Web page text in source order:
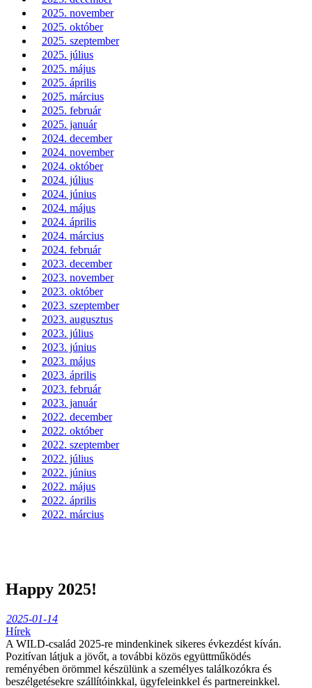
Happy 2025!
2025-01-14
Hírek
A WILD-család 2025-re mindenkinek sikeres évkezdést kíván.
Pozitívan látjuk a jövőt, a további közös együttműködés
reményében örömmel készülünk a személyes találkozókra és
beszélgetésekre szállítóinkkal, ügyfeleinkkel és partnereinkkel.
2025. november
2025. október
2025. szeptember
2025. július
2025. május
2025. április
2025. március
2025. február
2025. január
2024. december
2024. november
2024. október
2024. július
2024. június
2024. május
2024. április
2024. március
2024. február
2023. december
2023. november
2023. október
2023. szeptember
2023. augusztus
2023. július
2023. június
2023. május
2023. április
2023. február
2023. január
2022. december
2022. október
2022. szeptember
2022. július
2022. június
2022. május
2022. április
2022. március